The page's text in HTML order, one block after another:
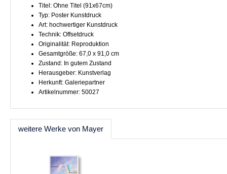
Titel: Ohne Titel (91x67cm)
Typ: Poster Kunstdruck
Art: hochwertiger Kunstdruck
Technik: Offsetdruck
Originalität: Reproduktion
Gesamtgröße: 67,0 x 91,0 cm
Zustand: In gutem Zustand
Herausgeber: Kunstverlag
Herkunft: Galeriepartner
Artikelnummer: 50027
weitere Werke von Mayer